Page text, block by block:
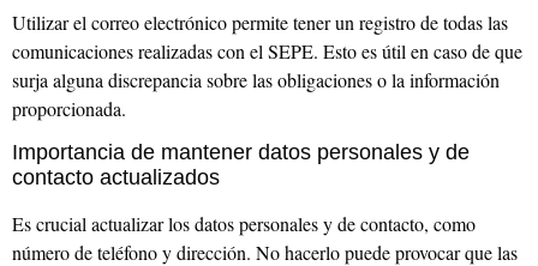
Utilizar el correo electrónico permite tener un registro de todas las
comunicaciones realizadas con el SEPE. Esto es útil en caso de que
surja alguna discrepancia sobre las obligaciones o la información
proporcionada.
Importancia de mantener datos personales y de
contacto actualizados
Es crucial actualizar los datos personales y de contacto, como
número de teléfono y dirección. No hacerlo puede provocar que las